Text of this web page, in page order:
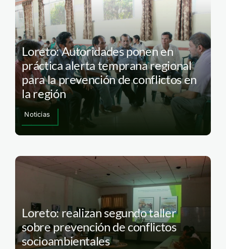
Loreto: Autoridades ponen en
práctica alerta temprana regional
para la prevención de conflictos en
la región
Noticias
Loreto: realizan segundo taller
sobre prevención de conflictos
socioambientales